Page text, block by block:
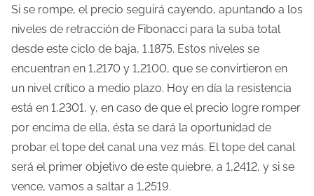
a
e
n
t
r
a
d
a
Si se rompe, el precio seguirá cayendo, apuntando a los
niveles de retracción de Fibonacci para la suba total
desde este ciclo de baja, 1.1875. Estos niveles se
encuentran en 1,2170 y 1,2100, que se convirtieron en
un nivel crítico a medio plazo. Hoy en día la resistencia
está en 1,2301, y, en caso de que el precio logre romper
por encima de ella, ésta se dará la oportunidad de
probar el tope del canal una vez más. El tope del canal
será el primer objetivo de este quiebre, a 1,2412, y si se
vence, vamos a saltar a 1,2519.